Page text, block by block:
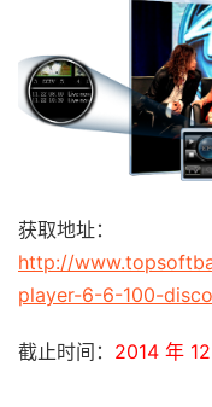
获取地址：
http://
player-6-6-100-
截止时间： 2014 年